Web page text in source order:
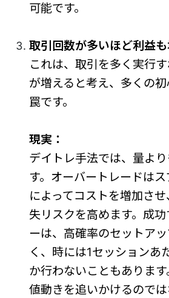
可能です。
取引回数が多いほど利益も
これは、取引を多く実行
が増えると考え、多くの
罠です。
現実：
デイトレ手法では、量よ
す。オーバートレードは
によってコストを増加さ
失リスクを高めます。成
ーは、高確率のセットア
く、時には1セッションあ
か行わないこともありま
値動きを追いかけるので